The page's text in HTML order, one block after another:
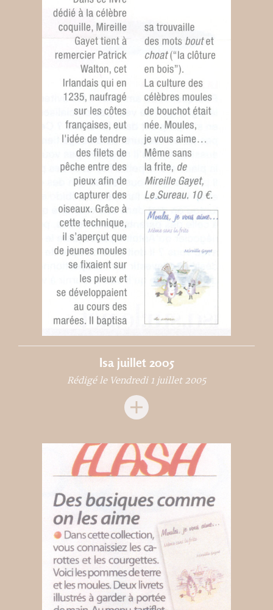
Isa juillet 2005
Rédigé le Vendredi 1 juillet 2005